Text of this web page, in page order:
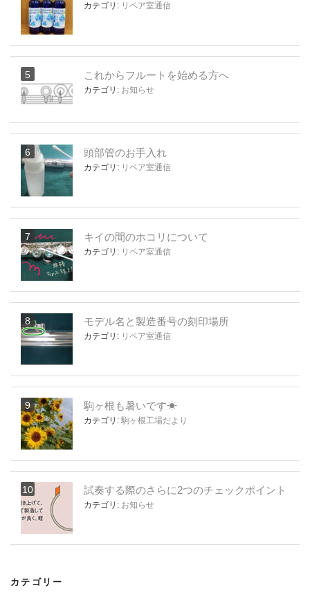
カテゴリ: リペア室通信
これからフルートを始める方へ
カテゴリ: お知らせ
頭部管のお手入れ
カテゴリ: リペア室通信
キイの間のホコリについて
カテゴリ: リペア室通信
モデル名と製造番号の刻印場所
カテゴリ: リペア室通信
駒ヶ根も暑いです☀
カテゴリ: 駒ヶ根工場だより
試奏する際のさらに2つのチェックポイント
カテゴリ: お知らせ
カテゴリー